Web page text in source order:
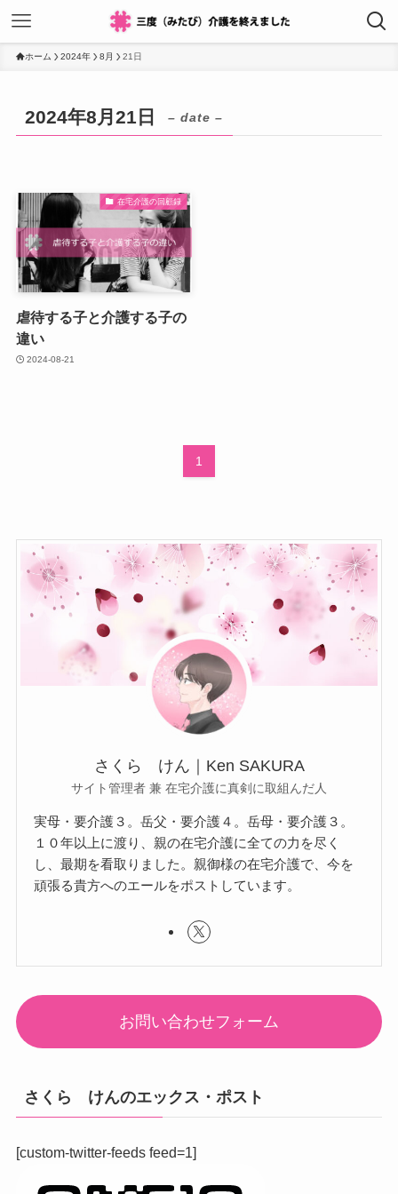
ホーム 2024年 8月 21日
2024年8月21日 – date –
在宅介護の回顧録
虐待する子と介護する子の
違い
2024-08-21
1
さくら けん｜Ken SAKURA
サイト管理者 兼 在宅介護に真剣に取組んだ人
実母・要介護３。岳父・要介護４。岳母・要介護３。
１０年以上に渡り、親の在宅介護に全ての力を尽く
し、最期を看取りました。親御様の在宅介護で、今を
頑張る貴方へのエールをポストしています。
お問い合わせフォーム
さくら けんのエックス・ポスト
[custom-twitter-feeds feed=1]